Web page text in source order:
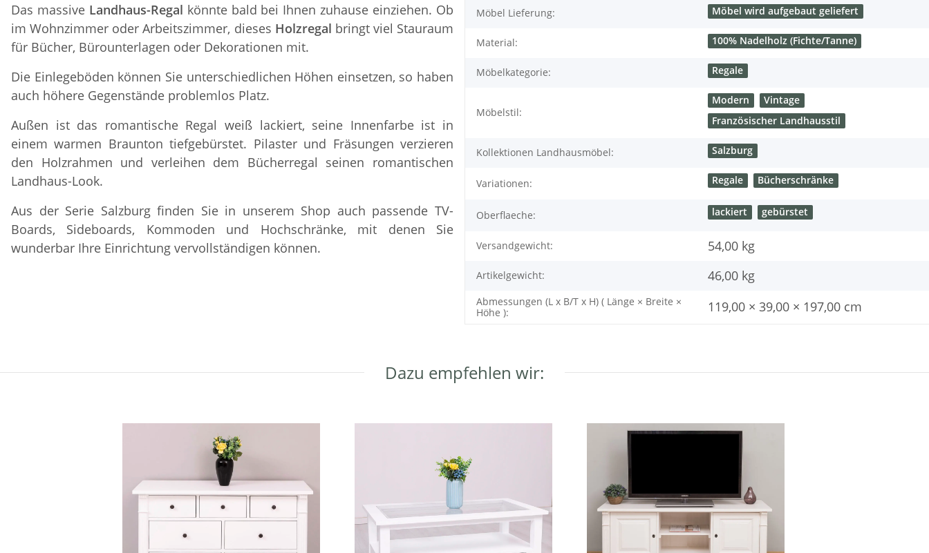
Das massive Landhaus-Regal könnte bald bei Ihnen zuhause einziehen. Ob
im Wohnzimmer oder Arbeitszimmer, dieses Holzregal bringt viel Stauraum
für Bücher, Bürounterlagen oder Dekorationen mit.
Die Einlegeböden können Sie unterschiedlichen Höhen einsetzen, so haben
auch höhere Gegenstände problemlos Platz.
Außen ist das romantische Regal weiß lackiert, seine Innenfarbe ist in
einem warmen Braunton tiefgebürstet. Pilaster und Fräsungen verzieren
den Holzrahmen und verleihen dem Bücherregal seinen romantischen
Landhaus-Look.
Aus der Serie Salzburg finden Sie in unserem Shop auch passende TV-
Boards, Sideboards, Kommoden und Hochschränke, mit denen Sie
wunderbar Ihre Einrichtung vervollständigen können.
Möbel Lieferung: Möbel wird aufgebaut geliefert
Material: 100% Nadelholz (Fichte/Tanne)
Möbelkategorie: Regale
Möbelstil:
Modern
Vintage
Französischer Landhausstil
Kollektionen Landhausmöbel: Salzburg
Variationen: Regale Bücherschränke
Oberflaeche: lackiert gebürstet
Versandgewicht: 54,00 kg
Artikelgewicht: 46,00 kg
Abmessungen (L x B/T x H) ( Länge × Breite ×
Höhe ):
119,00 × 39,00 × 197,00 cm
Dazu empfehlen wir: